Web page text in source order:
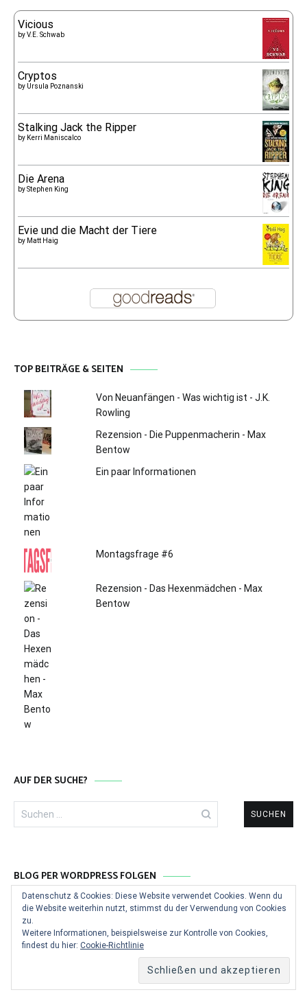
Vicious
byV.E. Schwab
Cryptos
by Ursula Poznanski
Stalking Jack the Ripper
by Kerri Maniscalco
Die Arena
byStephen King
Evie und die Macht der Tiere
by Matt Haig
TOP BEITRÄGE & SEITEN
Von Neuanfängen - Was wichtig ist - J.K.
Rowling
Rezension - Die Puppenmacherin - Max
Bentow
Ein paar Informationen
Montagsfrage #6
Rezension - Das Hexenmädchen - Max
Bentow
AUF DER SUCHE?
Suchen
nach:
BLOG PER WORDPRESS FOLGEN
Du kannst diesem Blog über WordPress folgen, indem du
einfach
Readers eingibst.
Datenschutz & Cookies: Diese Website verwendet Cookies. Wenn du
die Website weiterhin nutzt, stimmst du der Verwendung von Cookies
zu.
Weitere Informationen, beispielsweise zur Kontrolle von Cookies,
findest du hier: Cookie-Richtlinie